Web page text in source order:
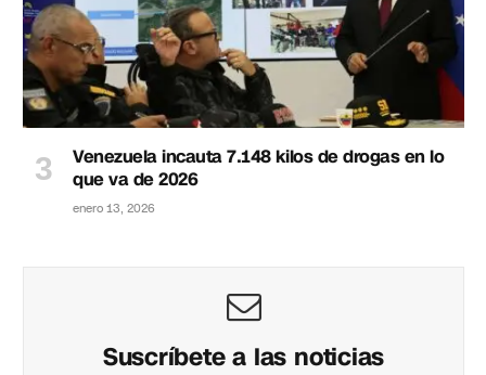
Venezuela incauta 7.148 kilos de drogas en lo
que va de 2026
enero 13, 2026
Suscríbete a las noticias